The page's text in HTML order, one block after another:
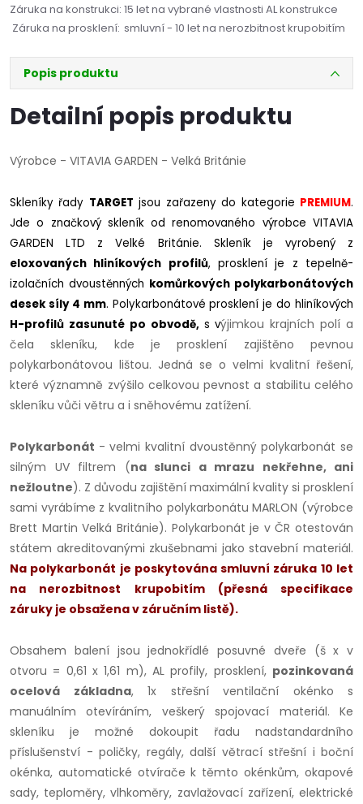
Záruka na konstrukci: 15 let na vybrané vlastnosti AL konstrukce
Záruka na prosklení: smluvní - 10 let na nerozbitnost krupobitím
Popis produktu
Detailní popis produktu
Výrobce - VITAVIA GARDEN - Velká Británie
Skleníky řady TARGET jsou zařazeny do kategorie PREMIUM.
Jde o značkový skleník od renomovaného výrobce VITAVIA
GARDEN LTD z Velké Británie. Skleník je vyrobený z
eloxovaných hliníkových profilů, prosklení je z tepelně-
izolačních dvoustěnných komůrkových polykarbonátových
desek síly 4 mm. Polykarbonátové prosklení je do hliníkových
H-profilů zasunuté po obvodě, s výjimkou krajních polí a
čela skleníku, kde je prosklení zajištěno pevnou
polykarbonátovou lištou. Jedná se o velmi kvalitní řešení,
které významně zvýšilo celkovou pevnost a stabilitu celého
skleníku vůči větru a i sněhovému zatížení.
Polykarbonát - velmi kvalitní dvoustěnný polykarbonát se
silným UV filtrem (na slunci a mrazu nekřehne, ani
nežloutne). Z důvodu zajištění maximální kvality si prosklení
sami vyrábíme z kvalitního polykarbonátu MARLON (výrobce
Brett Martin Velká Británie). Polykarbonát je v ČR otestován
státem akreditovanými zkušebnami jako stavební materiál.
Na polykarbonát je poskytována smluvní záruka 10 let
na nerozbitnost krupobitím (přesná specifikace
záruky je obsažena v záručním listě).
Obsahem balení jsou jednokřídlé posuvné dveře (š x v
otvoru = 0,61 x 1,61 m), AL profily, prosklení, pozinkovaná
ocelová základna, 1x střešní ventilační okénko s
manuálním otevíráním, veškerý spojovací materiál. Ke
skleníku je možné dokoupit řadu nadstandardního
příslušenství - poličky, regály, další větrací střešní i boční
okénka, automatické otvírače k těmto okénkům, okapové
sady, teploměry, vlhkoměry, zavlažovací zařízení, elektrické